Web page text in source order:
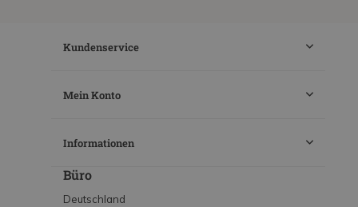
Kundenservice
Mein Konto
Informationen
Büro
Deutschland